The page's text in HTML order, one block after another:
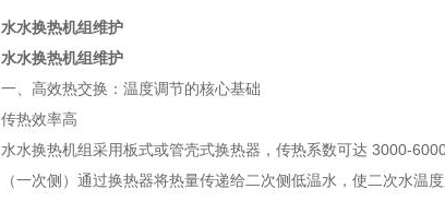
水水换热机组维护
水水换热机组维护
一、高效热交换：温度调节的核心基础
传热效率高
水水换热机组采用板式或管壳式换热器，传热系数可达 3000-
（一次侧）通过换热器将热量传递给二次侧低温水，使二次水